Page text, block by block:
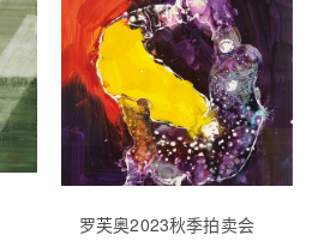
罗芙奥2023秋季拍卖会